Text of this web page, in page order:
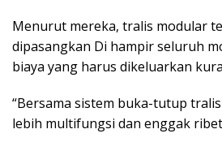
Menurut mereka, tralis modular
dipasangkan Di hampir seluruh
biaya yang harus dikeluarkan
“Bersama sistem buka-tutup
lebih multifungsi dan enggak